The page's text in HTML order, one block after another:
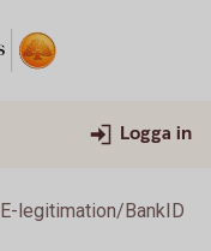
Logga in
E-legitimation/BankID